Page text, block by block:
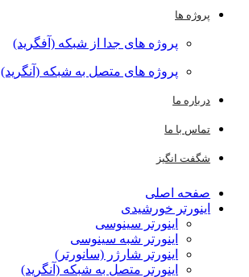
پروژه ها
پروژه های جدا از شبکه (آفگرید)
پروژه های متصل به شبکه (آنگرید)
درباره ما
تماس با ما
شگفت انگیز
صفحه اصلی
اینورتر خورشیدی
اینورتر سینوسی
اینورتر شبه سینوسی
اینورتر شارژر (سانورتر)
اینورتر متصل به شبکه (آنگرید)